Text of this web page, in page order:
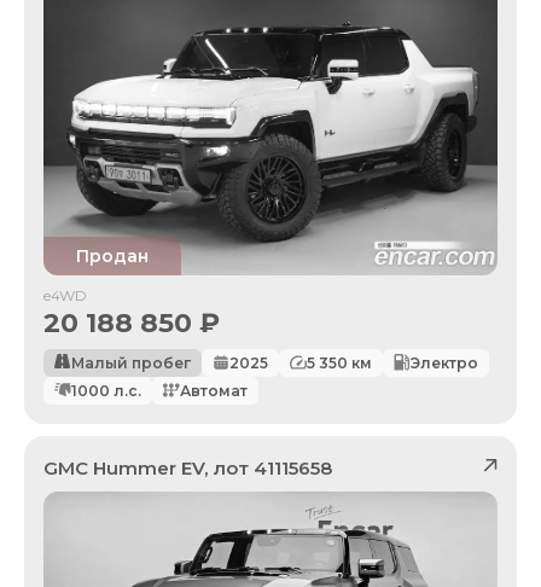
Продан
e4WD
20 188 850 ₽
Малый пробег 2025 5 350 км
Электро
1000 л.с. Автомат
GMC Hummer EV, лот 41115658